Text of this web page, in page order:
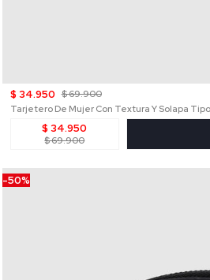
$ 34.950 $ 69.900
Tarjetero De Mujer Con Textura Y Solapa
$ 34.950
$ 69.900
-50%